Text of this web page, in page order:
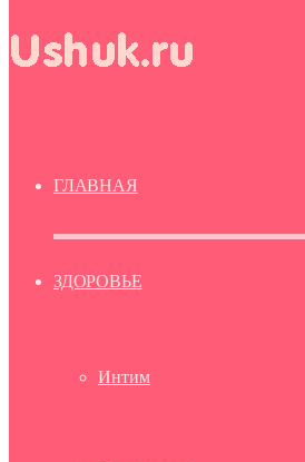
ГЛАВНАЯ
ЗДОРОВЬЕ
Интим